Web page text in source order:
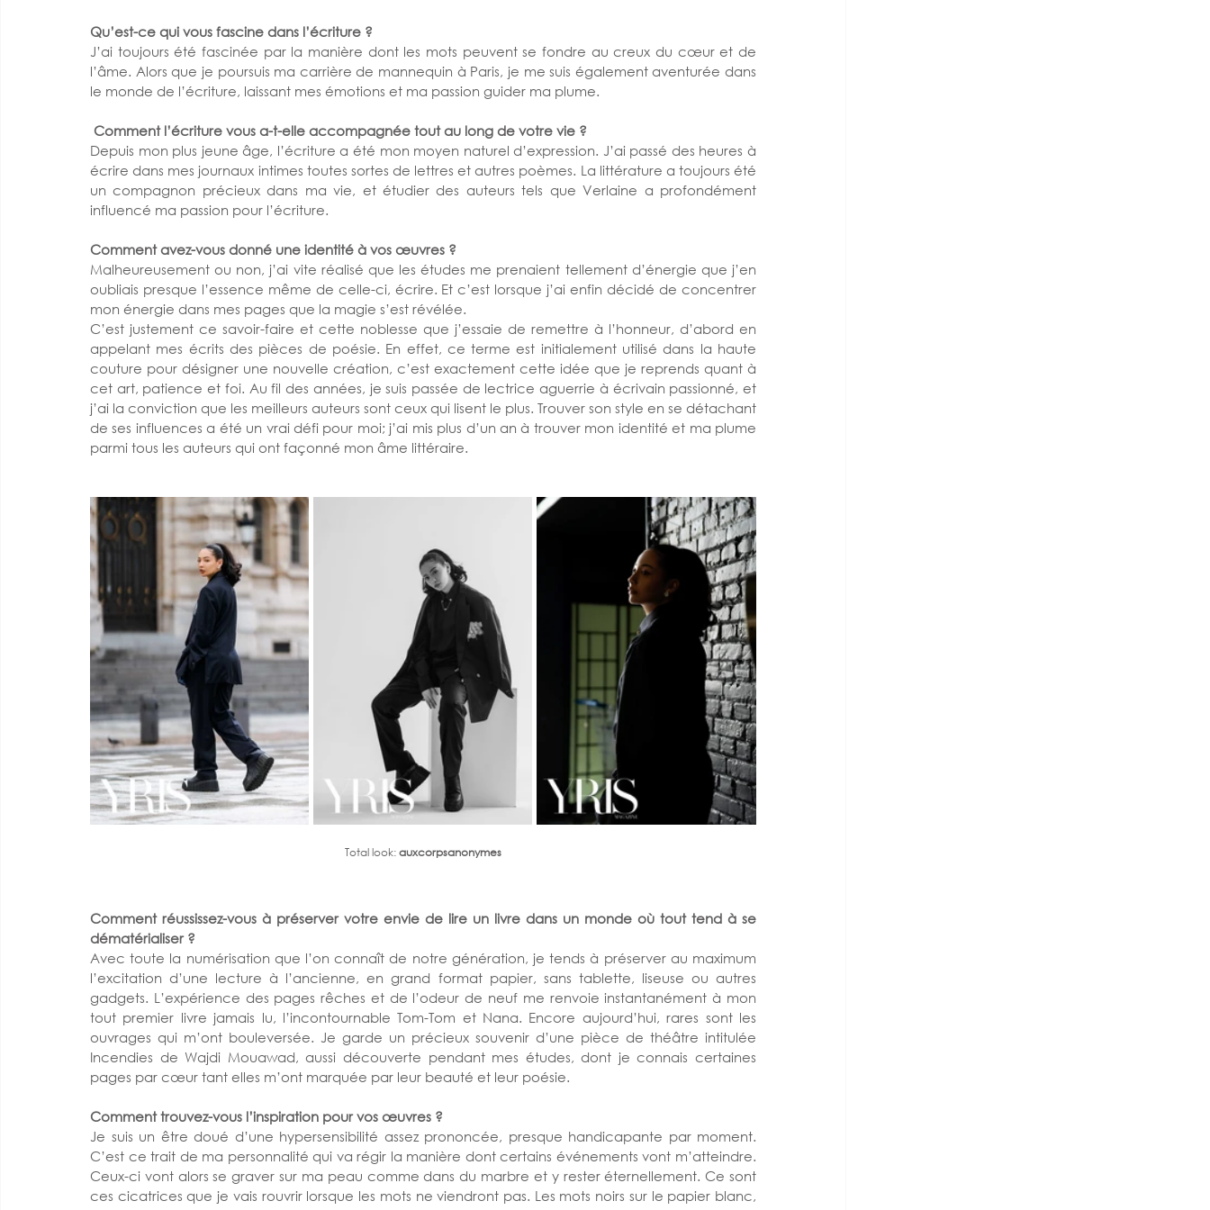
Qu’est-ce qui vous fascine dans l’écriture ?
J’ai toujours été fascinée par la manière dont les mots peuvent se fondre au creux du cœur et de
l’âme. Alors que je poursuis ma carrière de mannequin à Paris, je me suis également aventurée dans
le monde de l’écriture, laissant mes émotions et ma passion guider ma plume.
Comment l’écriture vous a-t-elle accompagnée tout au long de votre vie ?
Depuis mon plus jeune âge, l’écriture a été mon moyen naturel d’expression. J’ai passé des heures à
écrire dans mes journaux intimes toutes sortes de lettres et autres poèmes. La littérature a toujours été
un compagnon précieux dans ma vie, et étudier des auteurs tels que Verlaine a profondément
influencé ma passion pour l’écriture.
Comment avez-vous donné une identité à vos œuvres ?
Malheureusement ou non, j’ai vite réalisé que les études me prenaient tellement d’énergie que j’en
oubliais presque l’essence même de celle-ci, écrire. Et c’est lorsque j’ai enfin décidé de concentrer
mon énergie dans mes pages que la magie s’est révélée.
C’est justement ce savoir-faire et cette noblesse que j’essaie de remettre à l’honneur, d’abord en
appelant mes écrits des pièces de poésie. En effet, ce terme est initialement utilisé dans la haute
couture pour désigner une nouvelle création, c’est exactement cette idée que je reprends quant à
cet art, patience et foi. Au fil des années, je suis passée de lectrice aguerrie à écrivain passionné, et
j’ai la conviction que les meilleurs auteurs sont ceux qui lisent le plus. Trouver son style en se détachant
de ses influences a été un vrai défi pour moi; j’ai mis plus d’un an à trouver mon identité et ma plume
parmi tous les auteurs qui ont façonné mon âme littéraire.
Total look: auxcorpsanonymes
Comment réussissez-vous à préserver votre envie de lire un livre dans un monde où tout tend à se
dématérialiser ?
Avec toute la numérisation que l’on connaît de notre génération, je tends à préserver au maximum
l’excitation d’une lecture à l’ancienne, en grand format papier, sans tablette, liseuse ou autres
gadgets. L’expérience des pages rêches et de l’odeur de neuf me renvoie instantanément à mon
tout premier livre jamais lu, l’incontournable Tom-Tom et Nana. Encore aujourd’hui, rares sont les
ouvrages qui m’ont bouleversée. Je garde un précieux souvenir d’une pièce de théâtre intitulée
Incendies de Wajdi Mouawad, aussi découverte pendant mes études, dont je connais certaines
pages par cœur tant elles m’ont marquée par leur beauté et leur poésie.
Comment trouvez-vous l’inspiration pour vos œuvres ?
Je suis un être doué d’une hypersensibilité assez prononcée, presque handicapante par moment.
C’est ce trait de ma personnalité qui va régir la manière dont certains événements vont m’atteindre.
Ceux-ci vont alors se graver sur ma peau comme dans du marbre et y rester éternellement. Ce sont
ces cicatrices que je vais rouvrir lorsque les mots ne viendront pas. Les mots noirs sur le papier blanc,